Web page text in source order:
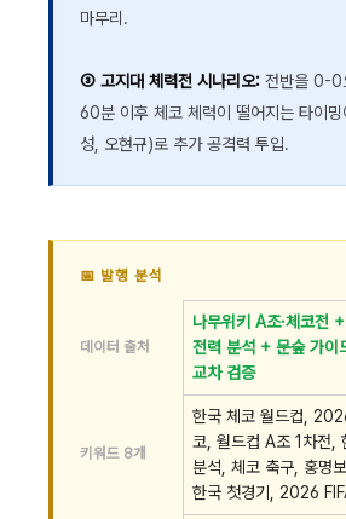
마무리.
③ 고지대 체력전 시나리오: 전반을 0-0
60분 이후 체코 체력이 떨어지는 타이밍
성, 오현규)로 추가 공격력 투입.
📅 발행 분석
데이터 출처
나무위키 A조·체코전
전력 분석 + 문숲 가이
교차 검증
키워드 8개
한국 체코 월드컵,
코, 월드컵 A조 1차전,
분석, 체코 축구, 홍명
한국 첫경기, 2026